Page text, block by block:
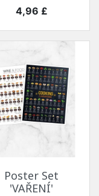
Cena
4,96 £
Poster Set
'VAŘENÍ'